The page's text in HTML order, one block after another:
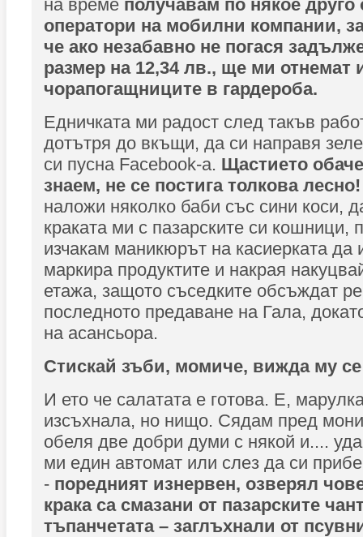
на време получавам по някое друго
оператори на мобилни компании,
че ако незабавно не погася
размер на 12,34 лв., ще ми отнемат
чорапогащниците в гардероба.
Едничката ми радост след такъв
дотътря до вкъщи, да си направя
си пусна Facebook-а. Щастието
знаем, не се постига толкова
наложи няколко баби със сини коси,
краката ми с пазарските си кошници,
изчакам маникюрът на касиерката да
маркира продуктите и накрая
етажа, защото съседките обсъждат
последното предаване на Гала,
на асансьора.
Стискай зъби, момиче, вижда му се
И ето че салатата е готова. Е,
изсъхнала, но нищо. Сядам пред
обеля две добри думи с някой и....
ми един автомат или слез да си
- поредният изнервен, озверял
крака са смазани от пазарските
тъпанчетата – заглъхнали от